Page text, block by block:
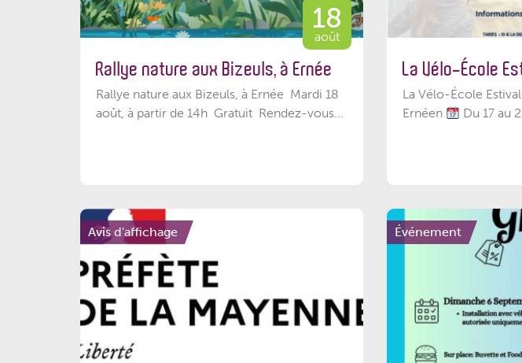
18
août
Rallye nature aux Bizeuls, à Ernée
Rallye nature aux Bizeuls, à Ernée Mardi 18
août, à partir de 14h Gratuit Rendez-vous...
La Vélo-École
La Vélo-École
Ernéen
Du 17 au
Avis d'affichage Événement